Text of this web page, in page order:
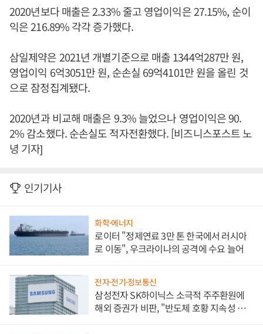
2020년보다 매출은 2.33% 줄고 영업이익은 27.15%, 순이
익은 216.89% 각각 증가했다.
삼일제약은 2021년 개별기준으로 매출 1344억287만 원,
영업이익 6억3051만 원, 순손실 69억4101만 원을 올린 것
으로 잠정집계됐다.
2020년과 비교해 매출은 9.3% 늘었으나 영업이익은 90.
2% 감소했다. 순손실도 적자전환했다. [비즈니스포스트 노
녕 기자]
인기기사
화학·에너지
로이터 "정제연료 3만 톤 한국에서 러시아
로 이동", 우크라이나의 공격에 수요 늘어
전자·전기·정보통신
삼성전자 SK하이닉스 소극적 주주환원에
해외 증권가 비판, "반도체 호황 지속성 의